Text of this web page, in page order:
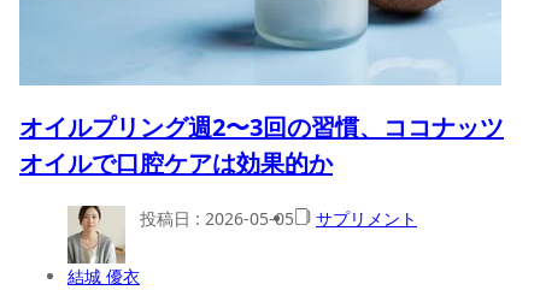
オイルプリング週2〜3回の習慣、ココナッツ
オイルで口腔ケアは効果的か
結城 優衣
投稿日 : 2026-05-05 サプリメント